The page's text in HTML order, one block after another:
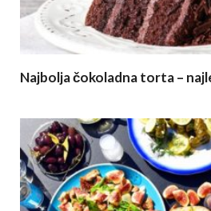
Najbolja čokoladna torta –